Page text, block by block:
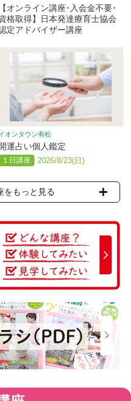
【オンライン講座･入会金不要･
格取得】日本発達療育士協会
定アドバイザー講座
オンタウン有松
開運占い個人鑑定
１日講座 2026/8/23(日)
をもっと見る